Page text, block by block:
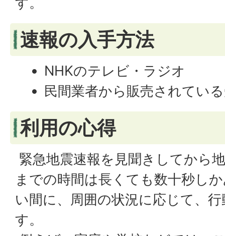
速報の入手方法
NHKのテレビ・ラジオ
民間業者から販売されてい
利用の心得
緊急地震速報を見聞きしてから
までの時間は長くても数十秒し
い間に、周囲の状況に応じて、
す。